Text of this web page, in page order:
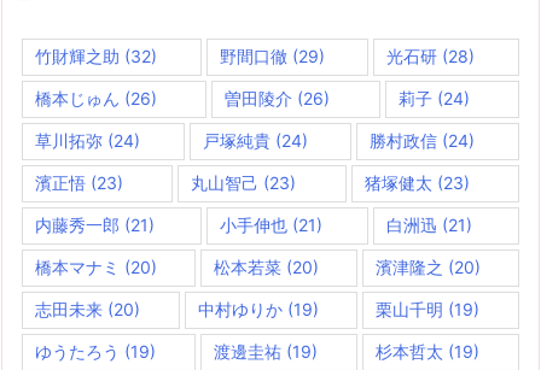
竹財輝之助 (32) 野間口徹(29) 光石研 (28)
橋本じゅん (26) 曽田陵介 (26) 莉子(24)
草川拓弥 (24) 戸塚純貴(24) 勝村政信 (24)
濱正悟 (23) 丸山智己 (23) 猪塚健太 (23)
内藤秀一郎 (21) 小手伸也(21) 白洲迅 (21)
橋本マナミ (20) 松本若菜 (20) 濱津隆之 (20)
志田未来 (20) 中村ゆりか(19) 栗山千明 (19)
ゆうたろう (19) 渡邊圭祐 (19) 杉本哲太 (19)